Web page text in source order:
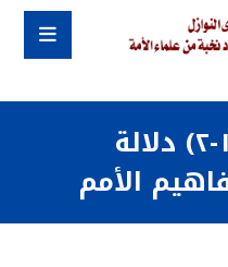
الغزو المصطلحي (١-٢) دلالة
الأمم